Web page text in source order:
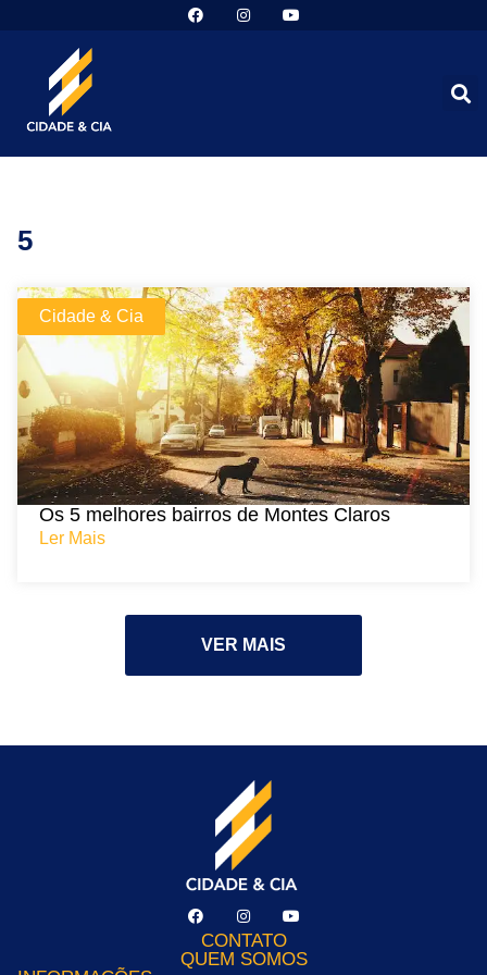
5
Cidade & Cia
Os 5 melhores bairros de Montes Claros
Ler Mais
VER MAIS
CONTATO
QUEM SOMOS